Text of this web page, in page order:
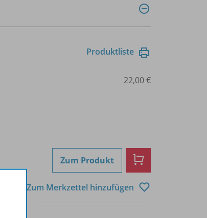
Produktliste
22,00 €
Zum Produkt
Zum Merkzettel hinzufügen